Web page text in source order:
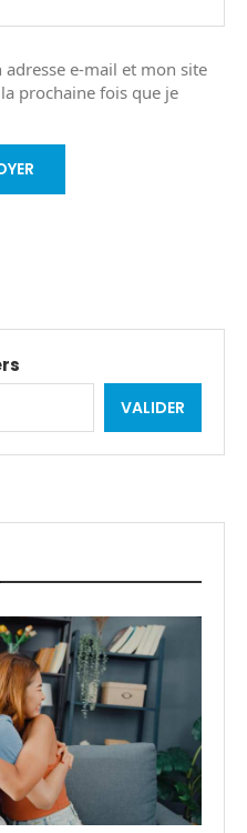
e-mail et mon site
prochaine fois que je
VALIDER